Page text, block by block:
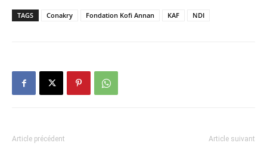
TAGS Conakry Fondation Kofi Annan KAF NDI
Article précédent Article suivant